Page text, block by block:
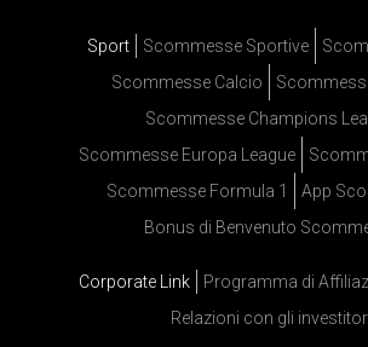
Sport Scommesse Sportive
Scommesse Calcio
Scommesse Champions
Scommesse Europa League
Scommesse Formula 1
App
Bonus di Benvenuto
Corporate Link Programma di
Relazioni con gli